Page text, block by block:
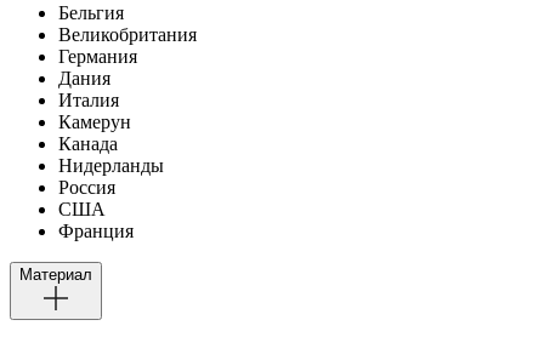
Бельгия
Великобритания
Германия
Дания
Италия
Камерун
Канада
Нидерланды
Россия
США
Франция
Материал